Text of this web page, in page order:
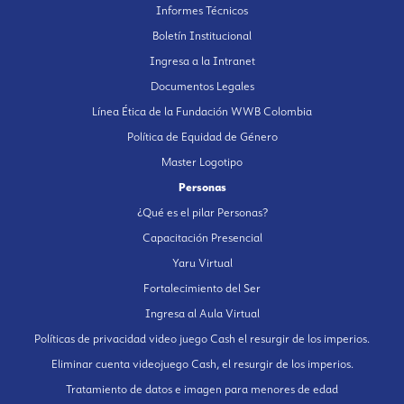
Informes Técnicos
Boletín Institucional
Ingresa a la Intranet
Documentos Legales
Línea Ética de la Fundación WWB Colombia
Política de Equidad de Género
Master Logotipo
Personas
¿Qué es el pilar Personas?
Capacitación Presencial
Yaru Virtual
Fortalecimiento del Ser
Ingresa al Aula Virtual
Políticas de privacidad video juego Cash el resurgir de los imperios.
Eliminar cuenta videojuego Cash, el resurgir de los imperios.
Tratamiento de datos e imagen para menores de edad